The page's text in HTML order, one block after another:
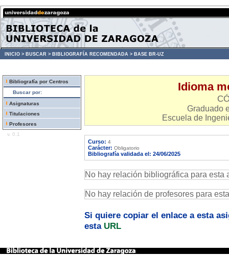
INICIO > BUSCAR > BIBLIOGRAFÍA RECOMENDADA > BASE BR-UZ
Bibliografía por Centros
Buscar por:
Asignaturas
Titulaciones
Profesores
v. 0.1
Idioma
Graduado
Escuela de
Curso: 4
Carácter: Obligatorio
Bibliografía validada el: 24/06/2025
No hay relación bibliográfica para esta
No hay relación de profesores para
Si quiere copiar el enlace a esta
esta URL